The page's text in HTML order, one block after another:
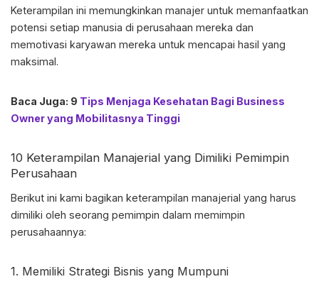
Keterampilan ini memungkinkan manajer untuk memanfaatkan
potensi setiap manusia di perusahaan mereka dan
memotivasi karyawan mereka untuk mencapai hasil yang
maksimal.
Baca Juga: 9 Tips Menjaga Kesehatan Bagi Business
Owner yang Mobilitasnya Tinggi
10 Keterampilan Manajerial yang Dimiliki Pemimpin
Perusahaan
Berikut ini kami bagikan keterampilan manajerial yang harus
dimiliki oleh seorang pemimpin dalam memimpin
perusahaannya:
1. Memiliki Strategi Bisnis yang Mumpuni